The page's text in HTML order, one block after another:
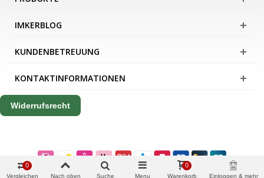
IMKERBLOG
KUNDENBETREUUNG
KONTAKTINFORMATIONEN
Widerrufsrecht
Vergleichen
0
Nach oben Suche Menu Warenkorb
0
Einloggen & mehr